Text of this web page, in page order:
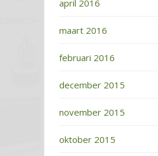
april 2016
maart 2016
februari 2016
december 2015
november 2015
oktober 2015